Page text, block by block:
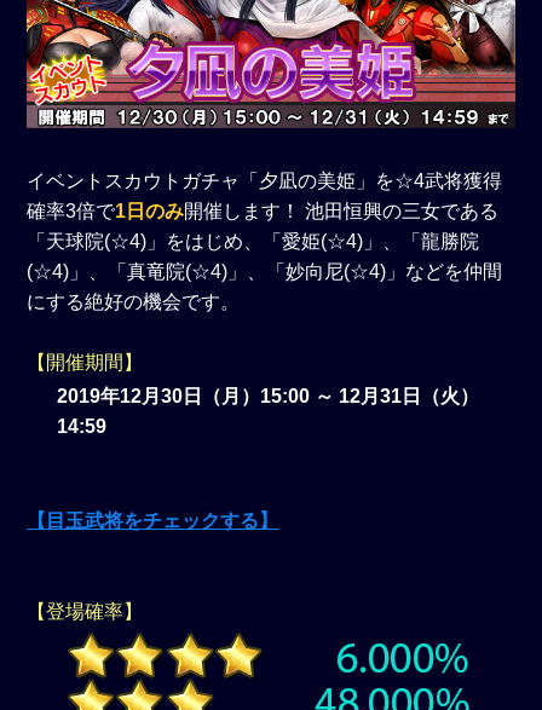
イベントスカウトガチャ「夕凪の美姫」を☆4武将獲得
確率3倍で1日のみ開催します！ 池田恒興の三女である
「天球院(☆4)」をはじめ、「愛姫(☆4)」、「龍勝院
(☆4)」、「真竜院(☆4)」、「妙向尼(☆4)」などを仲間
にする絶好の機会です。
【開催期間】
2019年12月30日（月）15:00 ～ 12月31日（火）
14:59
【目玉武将をチェックする】
【登場確率】